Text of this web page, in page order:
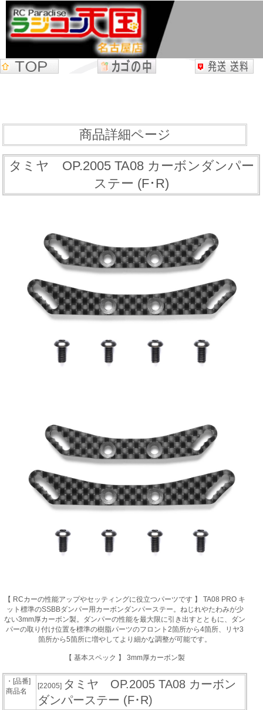
商品詳細ページ
タミヤ OP.2005 TA08 カーボンダンパー
ステー (F･R)
【 RCカーの性能アップやセッティングに役立つパーツです 】 TA08 PRO キ
ット標準のSSBBダンパー用カーボンダンパーステー。ねじれやたわみが少
ない3mm厚カーボン製。ダンパーの性能を最大限に引き出すとともに、ダン
パーの取り付け位置を標準の樹脂パーツのフロント2箇所から4箇所、リヤ3
箇所から5箇所に増やしてより細かな調整が可能です。
【 基本スペック 】 3mm厚カーボン製
・[品番]
商品名
[22005] タミヤ OP.2005 TA08 カーボン
ダンパーステー (F･R)